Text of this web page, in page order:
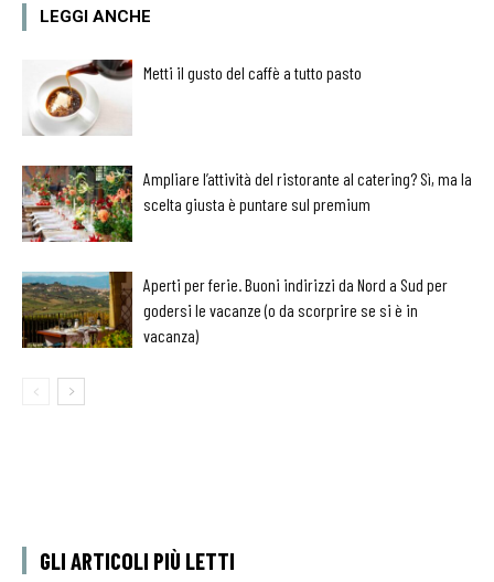
LEGGI ANCHE
Metti il gusto del caffè a tutto pasto
Ampliare l’attività del ristorante al catering? Sì, ma la
scelta giusta è puntare sul premium
Aperti per ferie. Buoni indirizzi da Nord a Sud per
godersi le vacanze (o da scorprire se si è in
vacanza)
GLI ARTICOLI PIÙ LETTI